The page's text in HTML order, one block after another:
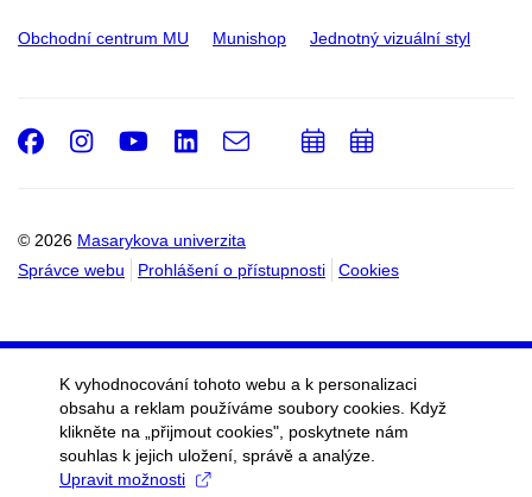
Obchodní centrum MU Munishop Jednotný vizuální styl
© 2026 Masarykova univerzita
Správce webu
Prohlášení o přístupnosti Cookies
Facebook
Instagram
Youtube
LinkedIn
e-
PřidatPřidat
K vyhodnocování tohoto webu a k personalizaci
obsahu a reklam používáme soubory cookies. Když
klikněte na „přijmout cookies", poskytnete nám
souhlas k jejich uložení, správě a analýze.
Upravit možnosti